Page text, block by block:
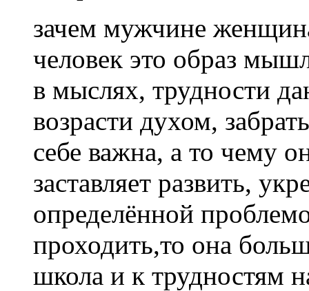
зачем мужчине
человек это образ
в мыслях, трудности
возрасти духом,
себе важна, а то чему
заставляет развить,
определённой
проходить,то она
школа и к трудностям